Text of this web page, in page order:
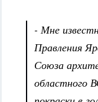
- Мне
Правления
Союза